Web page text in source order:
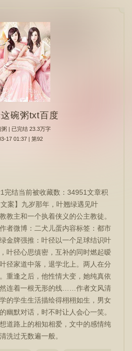
碗粥txt百度
粥| 已完结 23.3万字
17 01:37 | 第92
完结当前被收藏数：34951文章积
案】九岁那年，叶翘绿遇见叶
教主和一个执着侠义的公主教徒。
者微博：二犬儿蛋内容标签：都市
金牌强推：叶径以一个足球结识叶
叶径心思缜密，互补的同时燃起暧
径家道中落，退学北上。两人在分
重逢之后，他性情大变，她纯真依
然连着一根无形的线……作者文风清
的学生生活描绘得栩栩如生，男女
幽默对话，时不时让人会心一笑。
道路上的相知相爱，文中的感情纯
洗过无数遍一般。